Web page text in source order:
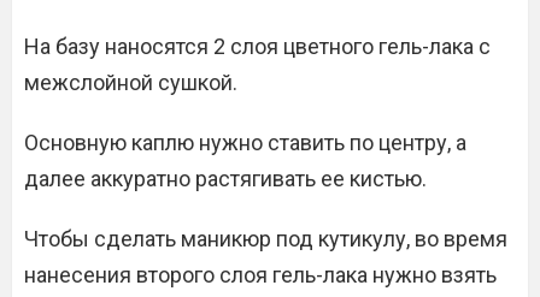
На базу наносятся 2 слоя цветного гель-лака с
межслойной сушкой.
Основную каплю нужно ставить по центру, а
далее аккуратно растягивать ее кистью.
Чтобы сделать маникюр под кутикулу, во время
нанесения второго слоя гель-лака нужно взять